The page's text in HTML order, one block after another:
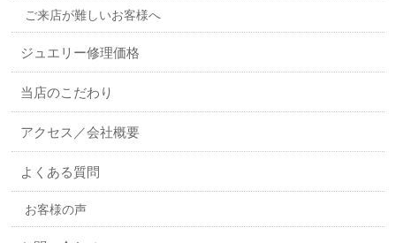
ご来店が難しいお客様へ
ジュエリー修理価格
当店のこだわり
アクセス／会社概要
よくある質問
お客様の声